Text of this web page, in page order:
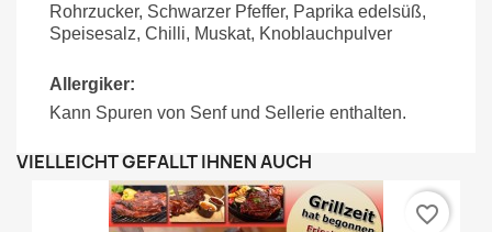
Rohrzucker, Schwarzer Pfeffer, Paprika edelsüß,
Speisesalz, Chilli, Muskat, Knoblauchpulver
Allergiker:
Kann Spuren von Senf und Sellerie enthalten.
VIELLEICHT GEFÄLLT IHNEN AUCH
favorite_border